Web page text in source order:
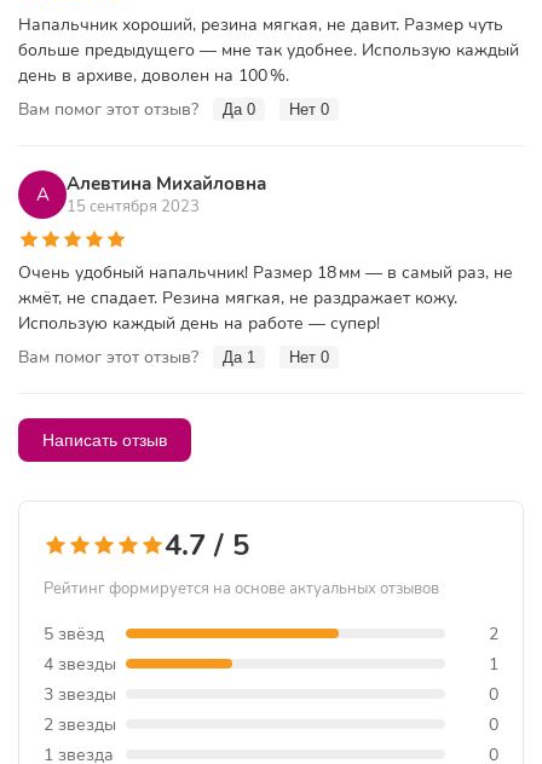
Напальчник хороший, резина мягкая, не давит. Размер чуть
больше предыдущего — мне так удобнее. Использую каждый
день в архиве, доволен на 100 %.
Вам помог этот отзыв?
Да 0 Нет 0
А Алевтина Михайловна
15 сентября 2023
Очень удобный напальчник! Размер 18 мм — в самый раз, не
жмёт, не спадает. Резина мягкая, не раздражает кожу.
Использую каждый день на работе — супер!
Вам помог этот отзыв?
Да 1 Нет 0
Написать отзыв
4.7 / 5
Рейтинг формируется на основе актуальных отзывов
5 звёзд
2
4 звезды
1
3 звезды
0
2 звезды
0
1 звезда
0